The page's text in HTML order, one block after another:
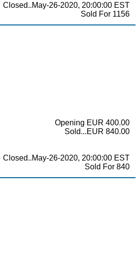
Closed..May-26-2020, 20:00:00 EST
Sold For 1156
Opening EUR 400.00
Sold...EUR 840.00
Closed..May-26-2020, 20:00:00 EST
Sold For 840